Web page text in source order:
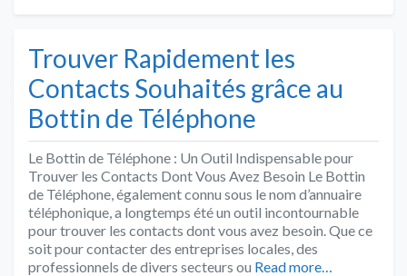
Trouver Rapidement les
Contacts Souhaités grâce au
Bottin de Téléphone
Le Bottin de Téléphone : Un Outil Indispensable pour
Trouver les Contacts Dont Vous Avez Besoin Le Bottin
de Téléphone, également connu sous le nom d’annuaire
téléphonique, a longtemps été un outil incontournable
pour trouver les contacts dont vous avez besoin. Que ce
soit pour contacter des entreprises locales, des
professionnels de divers secteurs ou Read more…